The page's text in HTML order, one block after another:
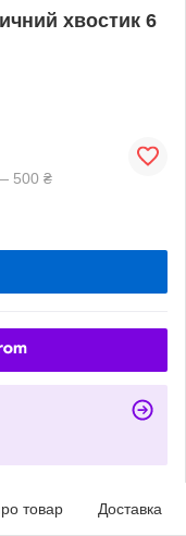
хвостик 6
500 ₴
товар Доставка